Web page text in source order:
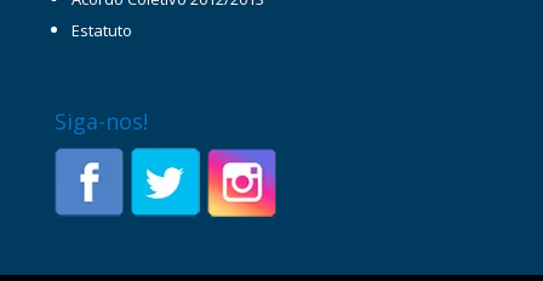
Estatuto
Siga-nos!